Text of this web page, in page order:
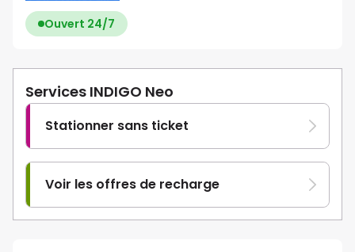
Ouvert 24/7
Services INDIGO Neo
Stationner sans ticket
Voir les offres de recharge